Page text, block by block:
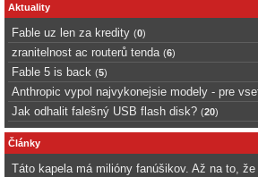
Aktuality
Fable uz len za kredity (0)
zranitelnost ac routerů tenda (6)
Fable 5 is back (5)
Anthropic vypol najvykonejsie modely - pre
Jak odhalit falešný USB flash disk? (20)
Články
Táto kapela má milióny fanúšikov. Až na to,